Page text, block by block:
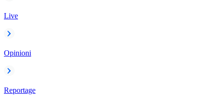
Live
Opinioni
Reportage